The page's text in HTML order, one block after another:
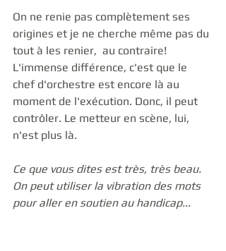
On ne renie pas complètement ses
origines et je ne cherche même pas du
tout à les renier,  au contraire!
L'immense différence, c'est que le
chef d'orchestre est encore là au
moment de l'exécution. Donc, il peut
contrôler. Le metteur en scène, lui,
n'est plus là.
Ce que vous dites est très, très beau.
On peut utiliser la vibration des mots
pour aller en soutien au handicap...